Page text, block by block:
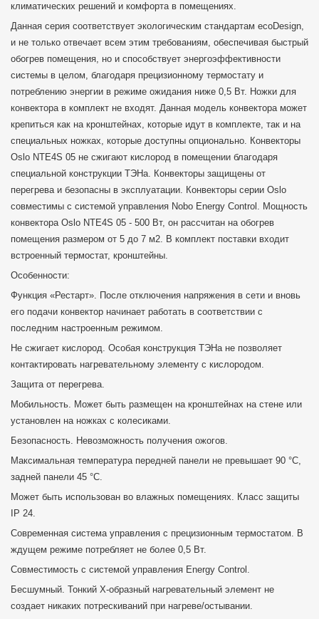
климатических решений и комфорта в помещениях.
Данная серия соответствует экологическим стандартам ecoDesign,
и не только отвечает всем этим требованиям, обеспечивая быстрый
обогрев помещения, но и способствует энергоэффективности
системы в целом, благодаря прецизионному термостату и
потреблению энергии в режиме ожидания ниже 0,5 Вт. Ножки для
конвектора в комплект не входят. Данная модель конвектора может
крепиться как на кронштейнах, которые идут в комплекте, так и на
специальных ножках, которые доступны опционально. Конвекторы
Oslo NTE4S 05 не сжигают кислород в помещении благодаря
специальной конструкции ТЭНа. Конвекторы защищены от
перегрева и безопасны в эксплуатации. Конвекторы серии Oslo
совместимы с системой управления Nobo Energy Control. Мощность
конвектора Oslo NTE4S 05 - 500 Вт, он рассчитан на обогрев
помещения размером от 5 до 7 м2. В комплект поставки входит
встроенный термостат, кронштейны.
Особенности:
Функция «Рестарт». После отключения напряжения в сети и вновь
его подачи конвектор начинает работать в соответствии с
последним настроенным режимом.
Не сжигает кислород. Особая конструкция ТЭНа не позволяет
контактировать нагревательному элементу с кислородом.
Защита от перегрева.
Мобильность. Может быть размещен на кронштейнах на стене или
установлен на ножках с колесиками.
Безопасность. Невозможность получения ожогов.
Максимальная температура передней панели не превышает 90 °C,
задней панели 45 °C.
Может быть использован во влажных помещениях. Класс защиты
IP 24.
Современная система управления с прецизионным термостатом. В
ждущем режиме потребляет не более 0,5 Вт.
Совместимость с системой управления Energy Control.
Бесшумный. Тонкий Х-образный нагревательный элемент не
создает никаких потрескиваний при нагреве/остывании.